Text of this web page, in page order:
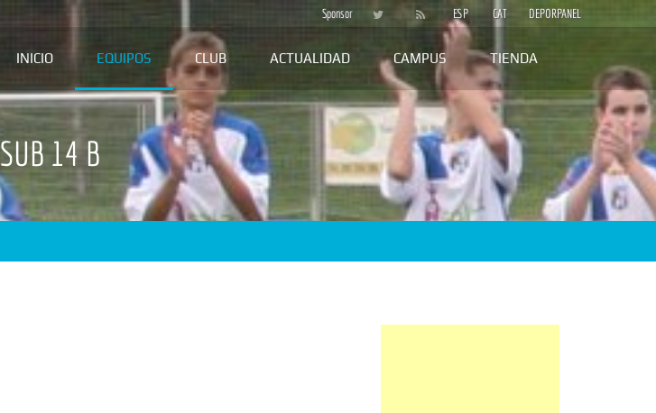
Sponsor ESP CAT DEPORPANEL
INICIO EQUIPOS CLUB ACTUALIDAD CAMPUS TIENDA
SUB 14 B